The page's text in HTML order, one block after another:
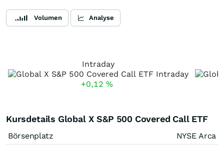
Volumen Analyse
Intraday
+0,12 %
Kursdetails Global X S&P 500 Covered Call ETF
Börsenplatz
NYSE Arca